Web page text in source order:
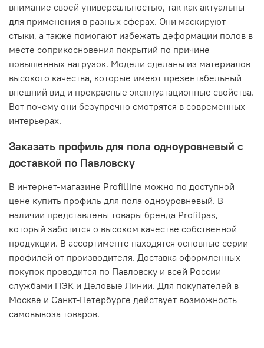
внимание своей универсальностью, так как актуальны
для применения в разных сферах. Они маскируют
стыки, а также помогают избежать деформации полов в
месте соприкосновения покрытий по причине
повышенных нагрузок. Модели сделаны из материалов
высокого качества, которые имеют презентабельный
внешний вид и прекрасные эксплуатационные свойства.
Вот почему они безупречно смотрятся в современных
интерьерах.
Заказать профиль для пола одноуровневый с
доставкой по Павловску
В интернет-магазине Profilline можно по доступной
цене купить профиль для пола одноуровневый. В
наличии представлены товары бренда Profilpas,
который заботится о высоком качестве собственной
продукции. В ассортименте находятся основные серии
профилей от производителя. Доставка оформленных
покупок проводится по Павловску и всей России
службами ПЭК и Деловые Линии. Для покупателей в
Москве и Санкт-Петербурге действует возможность
самовывоза товаров.